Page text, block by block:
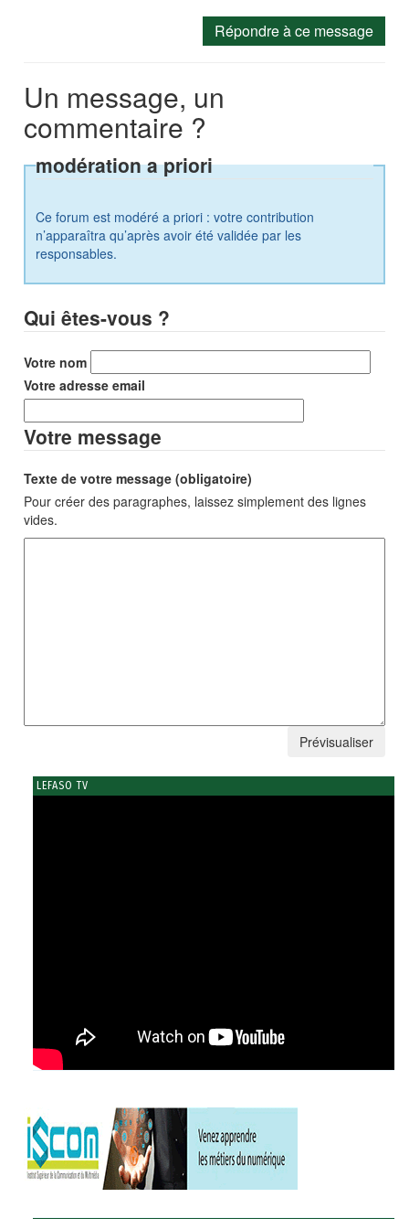
Répondre à ce message
Un message, un
commentaire ?
modération a priori
Ce forum est modéré a priori : votre contribution
n’apparaîtra qu’après avoir été validée par les
responsables.
Qui êtes-vous ?
Votre nom
Votre adresse email
Votre message
Texte de votre message (obligatoire)
Pour créer des paragraphes, laissez simplement des lignes
vides.
LEFASO TV